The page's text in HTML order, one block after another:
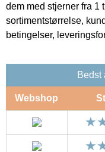
dem med stjerner fra 1
sortimentstørrelse,
betingelser,
Bedst
Webshop